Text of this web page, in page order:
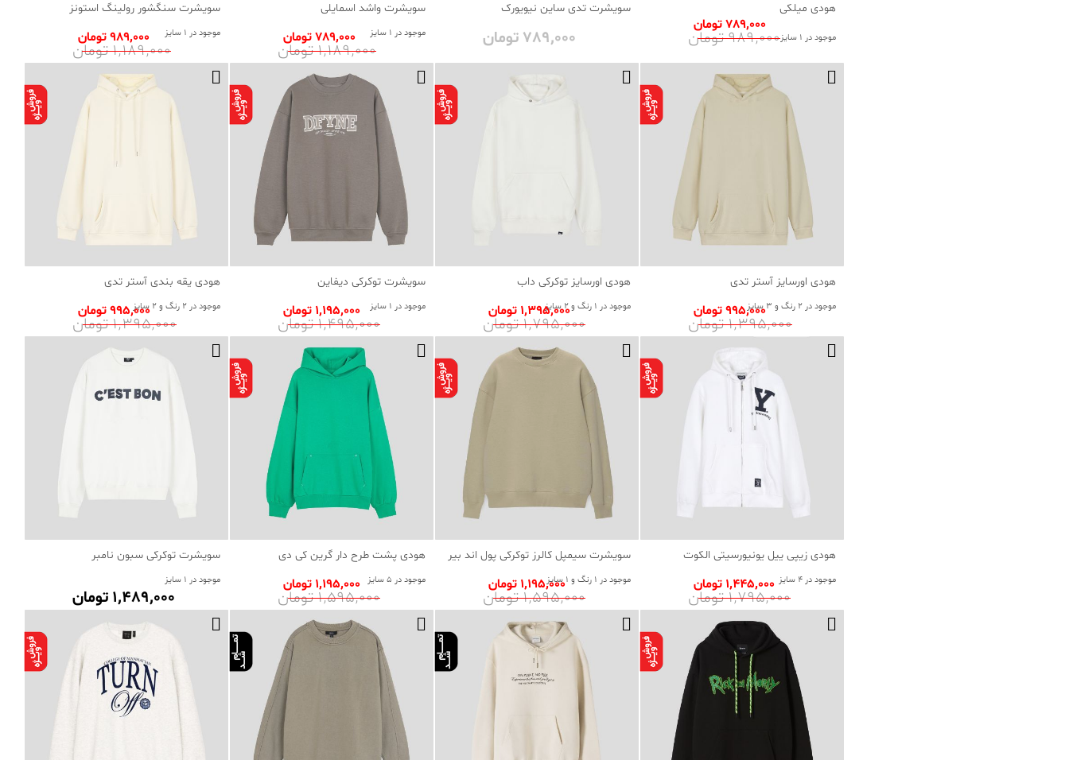
هودی میلکی
موجود در 1 سایز 989٬000 تومان
789٬000 تومان
سویشرت تدی ساین نیویورک
789٬000 تومان
سویشرت واشد اسمایلی
موجود در 1 سایز
1٬189٬000 تومان
789٬000 تومان
سویشرت سنگشور رولینگ استونز
موجود در 1 سایز
1٬189٬000 تومان
989٬000 تومان
هودی اورسایز آستر تدی
موجود در 2 رنگ و 3 سایز
1٬395٬000 تومان
995٬000 تومان
هودی اورسایز توکرکی داب
موجود در 1 رنگ و 2 سایز
1٬795٬000 تومان
1٬395٬000 تومان
سویشرت توکرکی دیفاین
موجود در 1 سایز
1٬495٬000 تومان
1٬195٬000 تومان
هودی یقه بندی آستر تدی
موجود در 2 رنگ و 2 سایز
1٬395٬000 تومان
995٬000 تومان
هودی زیپی ییل یونیورسیتی الکوت
موجود در 4 سایز
1٬795٬000 تومان
1٬445٬000 تومان
سویشرت سیمپل کالرز توکرکی پول اند بیر
موجود در 1 رنگ و 1 سایز
1٬595٬000 تومان
1٬195٬000 تومان
هودی پشت طرح دار گرین کی دی
موجود در 5 سایز
1٬595٬000 تومان
1٬195٬000 تومان
سویشرت توکرکی سبون نامبر
موجود در 1 سایز
1٬489٬000 تومان